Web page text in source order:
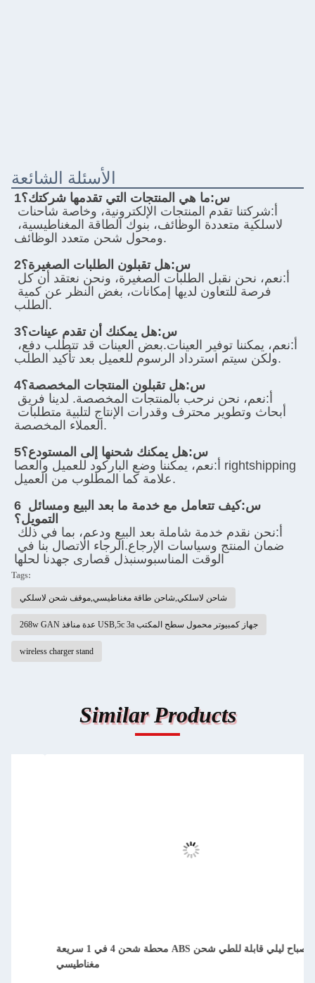
الأسئلة الشائعة
1س:ما هي المنتجات التي تقدمها شركتك؟
أ:
ومحول شحن متعدد الوظائف.
2س:هل تقبلون الطلبات الصغيرة؟
أ:
الطلب.
3س:هل يمكنك أن تقدم عينات؟
أ:
ولكن سيتم استرداد الرسوم للعميل بعد تأكيد الطلب.
4س:هل تقبلون المنتجات المخصصة؟
أ:
العملاء المخصصة.
5س:هل يمكنك شحنها إلى المستودع؟
أ:نعم، يمكننا وضع الباركود للعميل والعصا rightshipping
علامة كما المطلوب من العميل.
6 س:
التمويل؟
أ:
الوقت المناسبوسنبذل قصارى جهدنا لحلها
Tags:
شاحن لاسلكي,شاحن طاقة مغناطيسي,موقف شحن لاسلكي
268w GAN عدة منافذ USB,5c 3a جهاز كمبيوتر محمول سطح المكتب
wireless charger stand
Similar Products
شاحن لاسلكي أسود سريع مع طاقة الخروج القصوى 15 واط